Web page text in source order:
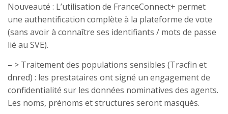
Nouveauté : L’utilisation de FranceConnect+ permet
une authentification complète à la plateforme de vote
(sans avoir à connaître ses identifiants / mots de passe
lié au SVE).
– > Traitement des populations sensibles (Tracfin et
dnred) : les prestataires ont signé un engagement de
confidentialité sur les données nominatives des agents.
Les noms, prénoms et structures seront masqués.